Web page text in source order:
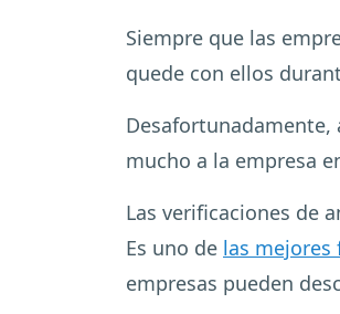
Siempre que las
quede con ellos
Desafortunadamente,
mucho a la empresa
Las verificaciones de
Es uno de las mejores
empresas pueden